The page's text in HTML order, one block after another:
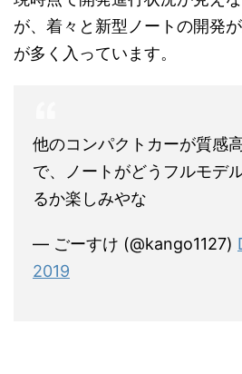
が、着々と新型ノートの開発
が多く入っています。
他のコンパクトカーが質感
で、ノートがどうフルモデ
るか楽しみやな
— ごーすけ (@kango1127)
2019